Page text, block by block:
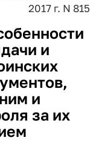
2017 г. N 815
и
и
за их